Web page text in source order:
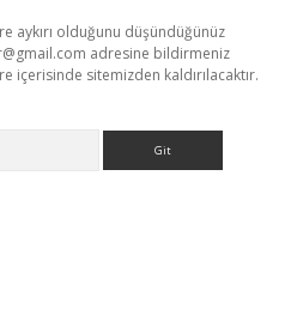
aykırı olduğunu düşündüğünüz
adresine bildirmeniz
içerisinde sitemizden kaldırılacaktır.